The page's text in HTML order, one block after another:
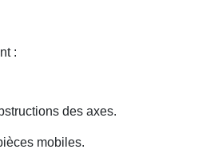
:
des axes.
mobiles.